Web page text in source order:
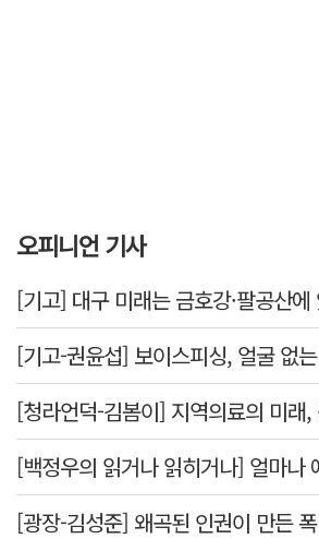
오피니언 기사
[기고] 대구 미래는 금호강·팔공산에
[청라언덕-김봄이] 지역의료의 미래
[백정우의 읽거나 읽히거나] 얼마나
[광장-김성준] 왜곡된 인권이 만든